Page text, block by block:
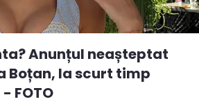
Anunțul neașteptat
Boțan, la scurt timp
FOTO